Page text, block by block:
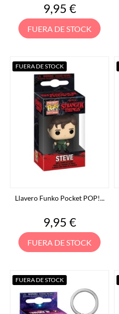
Precio
9,95 €
FUERA DE STOCK
Llavero Funko Pocket POP!...
Precio
9,95 €
FUERA DE STOCK
FUERA DE STOCK
FUERA DE STOCK